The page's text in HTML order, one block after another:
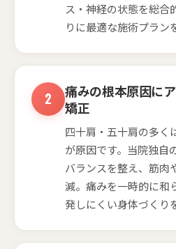
ス・神経の状態を総合
りに最適な施術プラン
痛みの根本原因に
矯正
四十肩・五十肩の多く
が原因です。当院独自
バランスを整え、筋肉
減。痛みを一時的に和
発しにくい身体づくり